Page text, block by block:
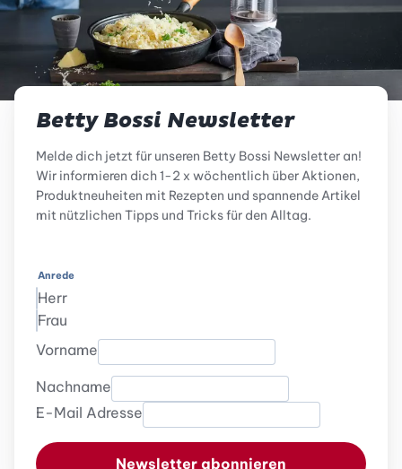
Betty Bossi Newsletter
Melde dich jetzt für unseren Betty Bossi Newsletter an!
Wir informieren dich 1-2 x wöchentlich über Aktionen,
Produktneuheiten mit Rezepten und spannende Artikel
mit nützlichen Tipps und Tricks für den Alltag.
Anrede
Herr
Frau
Vorname
Nachname
E-Mail Adresse
Newsletter abonnieren